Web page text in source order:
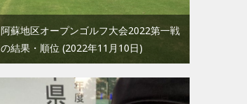
阿蘇地区オープンゴルフ大会2022第一戦
の結果・順位 2022年11月10日